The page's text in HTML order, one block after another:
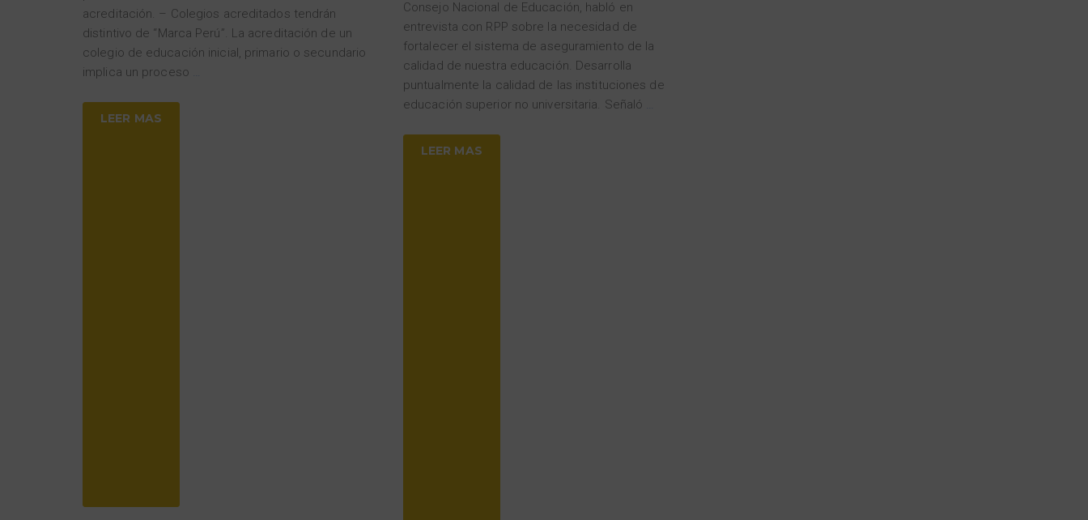
acreditación. – Colegios acreditados tendrán
distintivo de “Marca Perú”. La acreditación de un
colegio de educación inicial, primario o secundario
implica un proceso
LEER MAS
Consejo Nacional de Educación, habló en
entrevista con RPP sobre la necesidad de
fortalecer el sistema de aseguramiento de la
calidad de nuestra educación. Desarrolla
puntualmente la calidad de las instituciones de
educación superior no universitaria. Señaló
LEER MAS